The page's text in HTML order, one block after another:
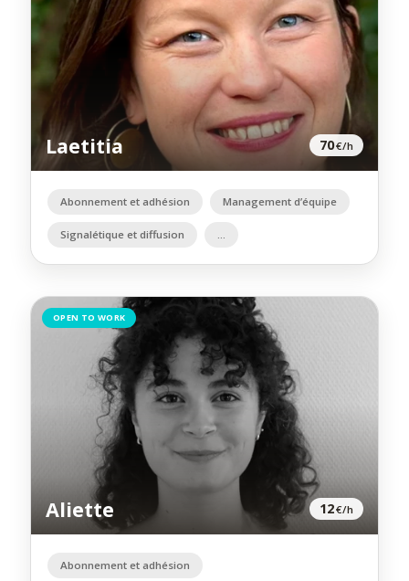
Laetitia 70€/h
Abonnement et adhésion Management d’équipe
Signalétique et diffusion
OPEN TO WORK
Aliette 12€/h
Abonnement et adhésion